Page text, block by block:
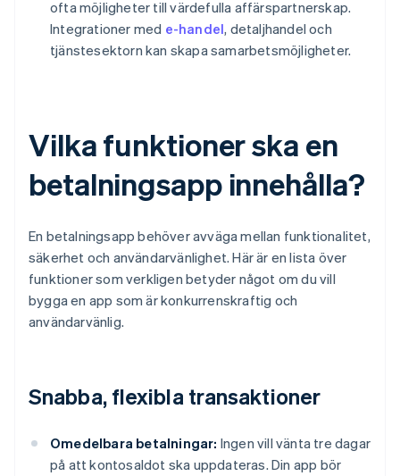
ofta möjligheter till värdefulla affärspartnerskap.
Integrationer med e-handel, detaljhandel och
tjänstesektorn kan skapa samarbetsmöjligheter.
Vilka funktioner ska en
betalningsapp innehålla?
En betalningsapp behöver avväga mellan funktionalitet,
säkerhet och användarvänlighet. Här är en lista över
funktioner som verkligen betyder något om du vill
bygga en app som är konkurrenskraftig och
användarvänlig.
Snabba, flexibla transaktioner
Omedelbara betalningar: Ingen vill vänta tre dagar
på att kontosaldot ska uppdateras. Din app bör